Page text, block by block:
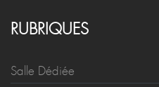
RUBRIQUES
Salle Dédiée